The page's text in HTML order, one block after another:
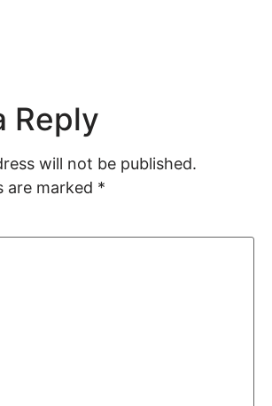
Reply
will not be published.
are marked *